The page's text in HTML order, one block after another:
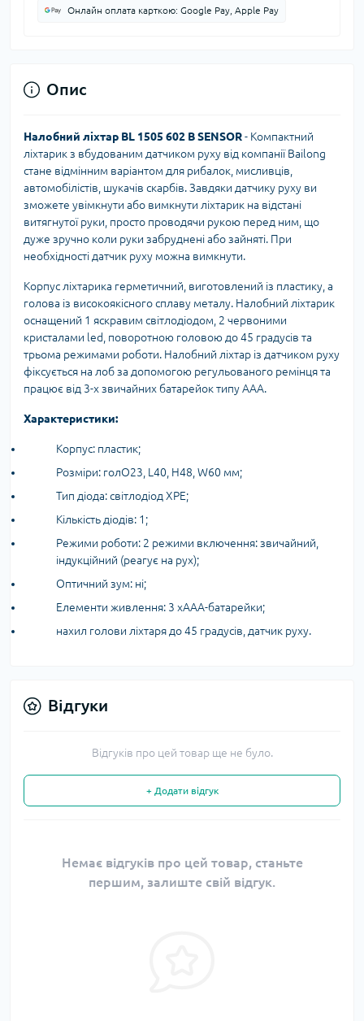
Онлайн оплата карткою: Google Pay, Apple Pay
Опис
Налобний ліхтар BL 1505 602 B SENSOR- Компактний
ліхтарик з вбудованим датчиком руху від компанії Bailong
стане відмінним варіантом для рибалок, мисливців,
автомобілістів, шукачів скарбів. Завдяки датчику руху ви
зможете увімкнути або вимкнути ліхтарик на відстані
витягнутої руки, просто проводячи рукою перед ним, що
дуже зручно коли руки забруднені або зайняті. При
необхідності датчик руху можна вимкнути.
Корпус ліхтарика герметичний, виготовлений із пластику, а
голова із високоякісного сплаву металу. Налобний ліхтарик
оснащений 1 яскравим світлодіодом, 2 червоними
кристалами led, поворотною головою до 45 градусів та
трьома режимами роботи. Налобний ліхтар із датчиком руху
фіксується на лоб за допомогою регульованого ремінця та
працює від 3-х звичайних батарейок типу ААА.
Характеристики:
Корпус: пластик;
Розміри: голO23, L40, H48, W60 мм;
Тип діода: світлодіод XPE;
Кількість діодів: 1;
Режими роботи: 2 режими включення: звичайний,
індукційний (реагує на рух);
Оптичний зум: ні;
Елементи живлення: 3 хААА-батарейки;
нахил голови ліхтаря до 45 градусів, датчик руху.
Відгуки
Відгуків про цей товар ще не було.
+ Додати відгук
Немає відгуків про цей товар, станьте
першим, залиште свій відгук.